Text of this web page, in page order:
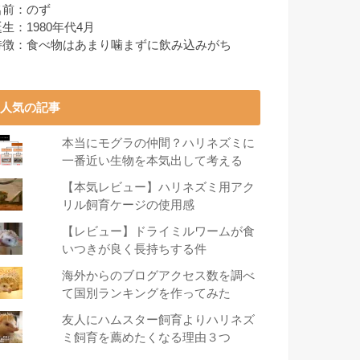
前：のず
：1980年代4月
徴：食べ物はあまり噛まずに飲み込みがち
人気の記事
本当にモグラの仲間？ハリネズミに
一番近い生物を本気出して考える
【本気レビュー】ハリネズミ用アク
リル飼育ケージの使用感
【レビュー】ドライミルワームが食
いつきが良く長持ちする件
海外からのブログアクセス数を調べ
て国別ランキングを作ってみた
友人にハムスター飼育よりハリネズ
ミ飼育を薦めたくなる理由３つ